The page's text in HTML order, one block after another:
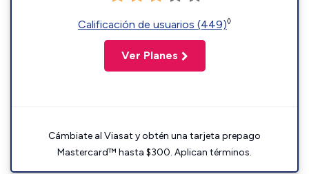
Calificación de usuarios (449)◊
Ver Planes
Cámbiate al Viasat y obtén una tarjeta prepago
Mastercard™ hasta $300. Aplican términos.